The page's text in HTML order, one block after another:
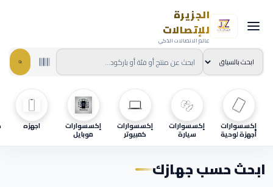
الجزيرة
للإتصالات
عالم الاتصالات الذكي
إكسسوارات
أجهزة لوحية
إكسسوارات
سيارة
إكسسوارات
كمبيوتر
إكسسوارات
موبايل
اجهزه
ابحث حسب جهازك